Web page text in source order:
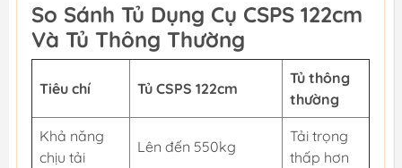
So Sánh Tủ Dụng Cụ CSPS 122cm
Và Tủ Thông Thường
Tiêu chí Tủ CSPS 122cm
Tủ thông
thường
Khả năng
chịu tải
Lên đến 550kg
Tải trọng
thấp hơn